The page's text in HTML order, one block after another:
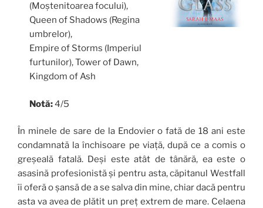
(Moștenitoarea focului),
Queen of Shadows (Regina
umbrelor),
Empire of Storms (Imperiul
furtunilor), Tower of Dawn,
Kingdom of Ash
Notă:4/5
În minele de sare de la Endovier o fată de 18 ani este
condamnată la închisoare pe viață, după ce a comis o
greșeală fatală. Deși este atât de tânără, ea este o
asasină profesionistă și pentru asta, căpitanul Westfall
îi oferă o șansă de a se salva din mine, chiar dacă pentru
asta va avea de plătit un preț extrem de mare. Celaena